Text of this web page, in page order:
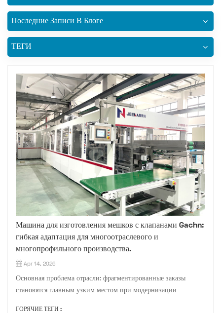
Последние Записи В Блоге
ТЕГИ
Машина для изготовления мешков с клапанами Gachn:
гибкая адаптация для многоотраслевого и
многопрофильного производства.
Apr 14, 2026
Основная проблема отрасли: фрагментированные заказы
становятся главным узким местом при модернизации
ГОРЯЧИЕ ТЕГИ :